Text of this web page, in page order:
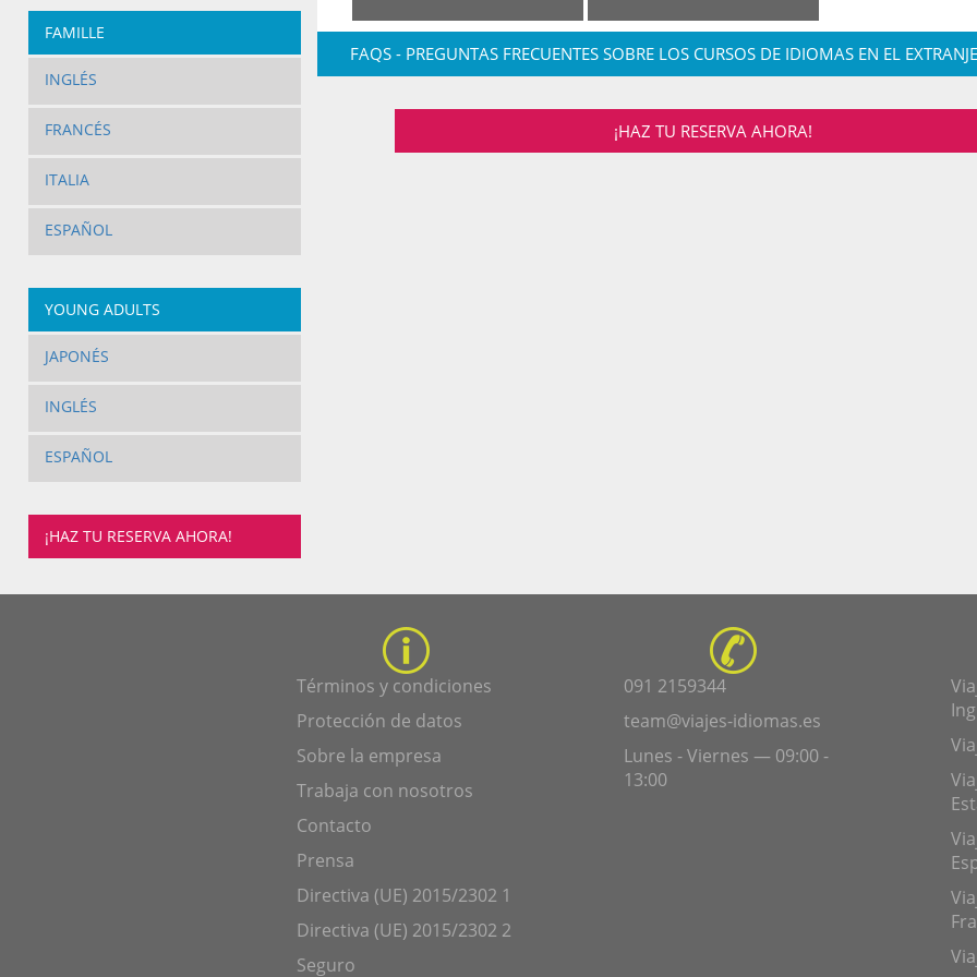
FAMILLE
INGLÉS
FRANCÉS
ITALIA
ESPAÑOL
YOUNG ADULTS
JAPONÉS
INGLÉS
ESPAÑOL
¡HAZ TU RESERVA AHORA!
FAQS - PREGUNTAS FRECUENTES SOBRE LOS CURSOS DE IDIOMAS EN EL
¡HAZ TU RESERVA AHORA!
Términos y condiciones
Protección de datos
Sobre la empresa
Trabaja con nosotros
Contacto
Prensa
Directiva (UE) 2015/2302 1
Directiva (UE) 2015/2302 2
Seguro
091 2159344
team@viajes-idiomas.es
Lunes - Viernes — 09:00 -
13:00